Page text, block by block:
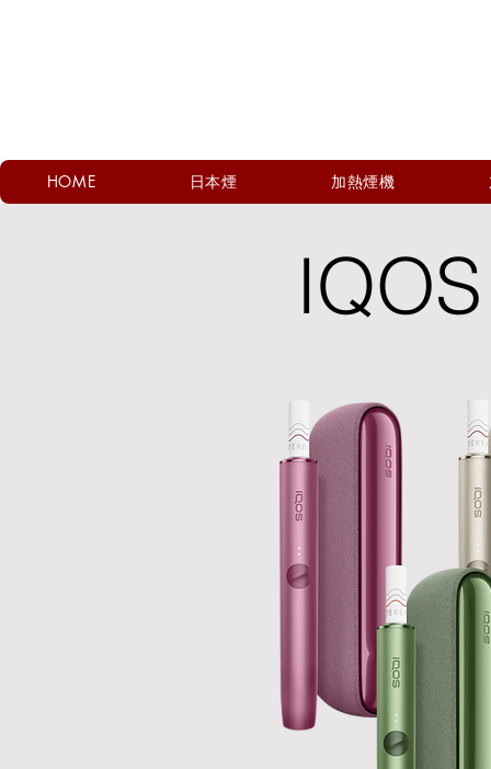
HOME 日本煙 加熱煙機